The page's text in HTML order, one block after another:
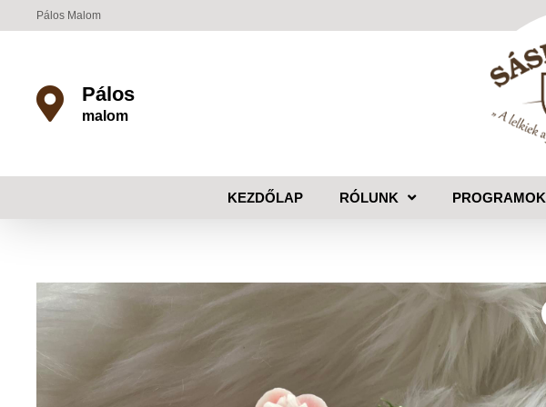
Pálos Malom
Pálos
malom
KEZDŐLAP RÓLUNK PROGRAMOK